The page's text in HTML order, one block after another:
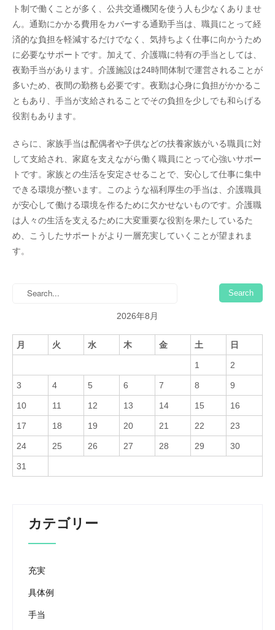
ト制で働くことが多く、公共交通機関を使う人も少なくありませ
ん。通勤にかかる費用をカバーする通勤手当は、職員にとって経
済的な負担を軽減するだけでなく、気持ちよく仕事に向かうため
に必要なサポートです。加えて、介護職に特有の手当としては、
夜勤手当があります。介護施設は24時間体制で運営されることが
多いため、夜間の勤務も必要です。夜勤は心身に負担がかかるこ
ともあり、手当が支給されることでその負担を少しでも和らげる
役割もあります。
さらに、家族手当は配偶者や子供などの扶養家族がいる職員に対
して支給され、家庭を支えながら働く職員にとって心強いサポー
トです。家族との生活を安定させることで、安心して仕事に集中
できる環境が整います。このような福利厚生の手当は、介護職員
が安心して働ける環境を作るために欠かせないものです。介護職
は人々の生活を支えるために大変重要な役割を果たしているた
め、こうしたサポートがより一層充実していくことが望まれま
す。
2026年8月
月 火 水 木 金 土 日
1 2
3 4 5 6 7 8 9
10 11 12 13 14 15 16
17 18 19 20 21 22 23
24 25 26 27 28 29 30
31
カテゴリー
充実
具体例
手当